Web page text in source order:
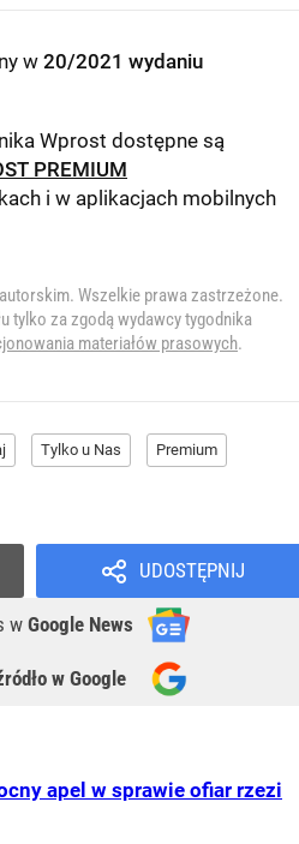
w 20/2021 wydaniu
Wprost dostępne są
PREMIUM
i w aplikacjach mobilnych
Wszelkie prawa zastrzeżone.
tylko za zgodą wydawcy tygodnika
materiałów prasowych.
Tylko u Nas Premium
UDOSTĘPNIJ
w Google News
w Google
apel w sprawie ofiar rzezi